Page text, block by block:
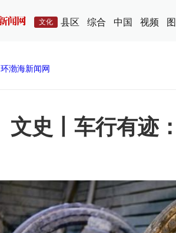
文化 县区 综合 中国 视频
环渤海新闻网
文史丨车行有迹